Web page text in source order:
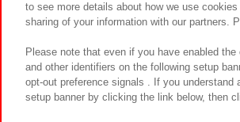
to see more details about how we use
sharing of your information with our partners.
Please note that even if you have enabled
and other identifiers on the following setup
opt-out preference signals . If you
setup banner by clicking the link below, then